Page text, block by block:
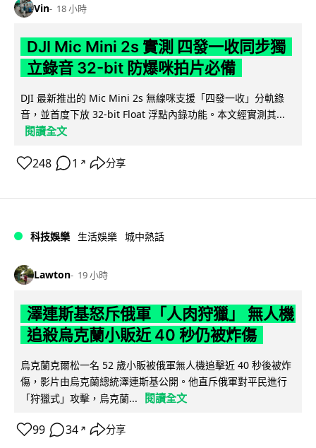
Vin 18 小時
DJI Mic Mini 2s 實測 四發一收同步獨
立錄音 32-bit 防爆咪拍片必備
DJI 最新推出的 Mic Mini 2s 無線咪支援「四發一收」分軌錄
音，並首度下放 32-bit Float 浮點內錄功能。本文經實測其...
閱讀全文
248 1 ↗ 分享
科技娛樂 生活娛樂 城中熱話
Lawton 19 小時
澤連斯基怒斥俄軍「人肉狩獵」 無人機
追殺烏克蘭小販近 40 秒仍被炸傷
烏克蘭克爾松一名 52 歲小販被俄軍無人機追擊近 40 秒後被炸
傷，影片由烏克蘭總統澤連斯基公開。他直斥俄軍對平民進行
「狩獵式」攻擊，烏克蘭...
閱讀全文
99 34 ↗ 分享